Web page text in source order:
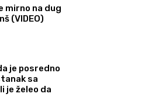
mirno na dug
(VIDEO)
je posredno
sa
je želeo da